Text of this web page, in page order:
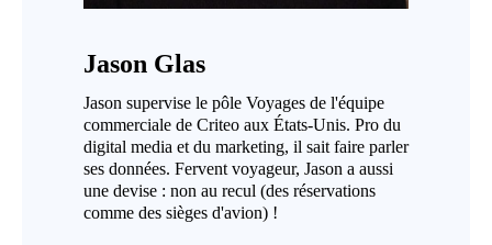
Jason Glas
Jason supervise le pôle Voyages de l'équipe
commerciale de Criteo aux États-Unis. Pro du
digital media et du marketing, il sait faire parler
ses données. Fervent voyageur, Jason a aussi
une devise : non au recul (des réservations
comme des sièges d'avion) !